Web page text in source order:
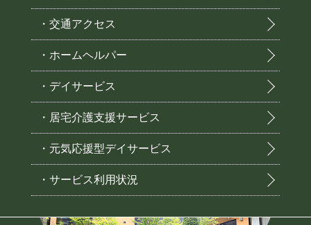
・交通アクセス
・ホームヘルパー
・デイサービス
・居宅介護支援サービス
・元気応援型デイサービス
・サービス利用状況